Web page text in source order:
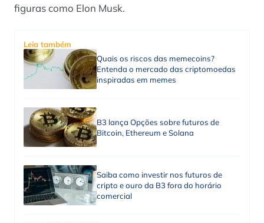
figuras como Elon Musk.
Leia também
Quais os riscos das memecoins?
Entenda o mercado das criptomoedas
inspiradas em memes
B3 lança Opções sobre futuros de
Bitcoin, Ethereum e Solana
Saiba como investir nos futuros de
cripto e ouro da B3 fora do horário
comercial